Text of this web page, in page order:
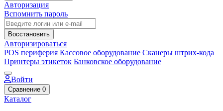
Авторизация
Вспомнить пароль
Восстановить
Авторизироваться
POS периферия Кассовое оборудование Сканеры штрих-кода
Принтеры этикеток Банковское оборудование
Войти
Сравнение 0
Каталог